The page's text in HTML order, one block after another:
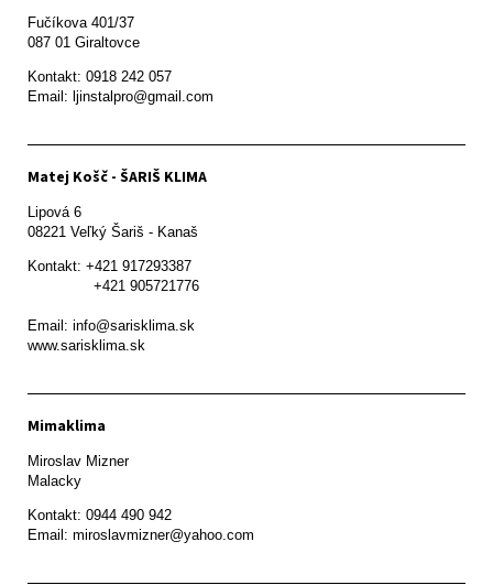
Fučíkova 401/37
087 01 Giraltovce
Kontakt: 0918 242 057
Email: ljinstalpro@gmail.com
Matej Košč - ŠARIŠ KLIMA
Lipová 6
08221 Veľký Šariš - Kanaš
Kontakt: +421 917293387
Email: info@sarisklima.sk
www.sarisklima.sk
Mimaklima
Miroslav Mizner
Malacky
Kontakt: 0944 490 942